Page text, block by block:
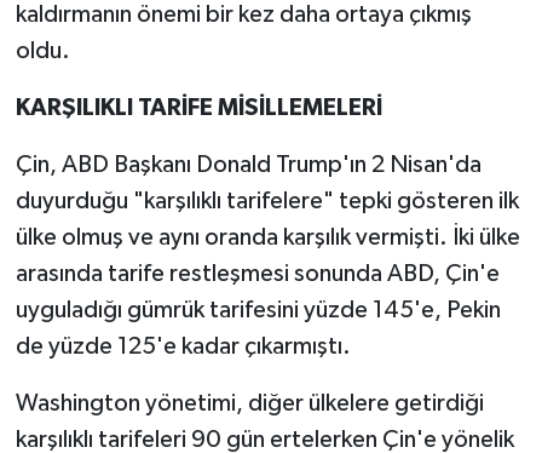
kaldırmanın önemi bir kez daha ortaya çıkmış
oldu.
KARŞILIKLI TARİFE MİSİLLEMELERİ
Çin, ABD Başkanı Donald Trump'ın 2 Nisan'da
duyurduğu "karşılıklı tarifelere" tepki gösteren ilk
ülke olmuş ve aynı oranda karşılık vermişti. İki ülke
arasında tarife restleşmesi sonunda ABD, Çin'e
uyguladığı gümrük tarifesini yüzde 145'e, Pekin
de yüzde 125'e kadar çıkarmıştı.
Washington yönetimi, diğer ülkelere getirdiği
karşılıklı tarifeleri 90 gün ertelerken Çin'e yönelik